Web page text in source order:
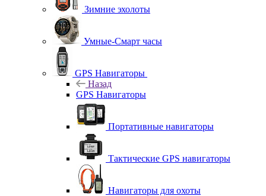
Зимние эхолоты
Умные-Смарт часы
GPS Навигаторы
Назад
GPS Навигаторы
Портативные навигаторы
Тактические GPS навигаторы
Навигаторы для охоты